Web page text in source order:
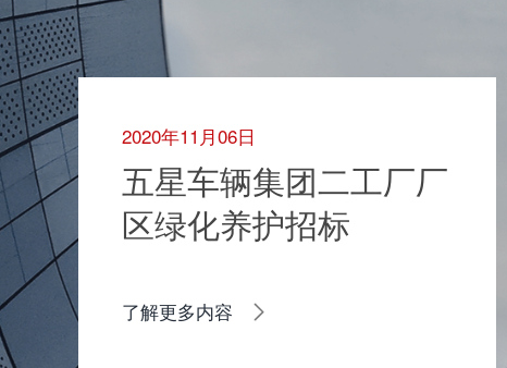
2020年11月06日
五星车辆集团二工厂厂
区绿化养护招标
了解更多内容